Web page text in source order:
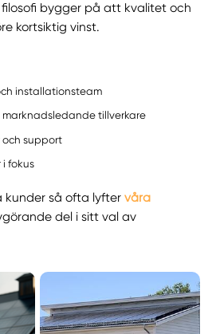
bygger på att kvalitet och
kortsiktig vinst.
installationsteam
tillverkare
support
i fokus
kunder så ofta lyftervåra
del i sitt val av